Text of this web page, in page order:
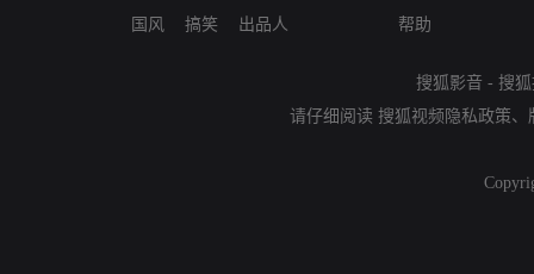
国风
搞笑
出品人
帮助
搜狐影音 - 搜
请仔细阅读 搜狐视频隐私政策、